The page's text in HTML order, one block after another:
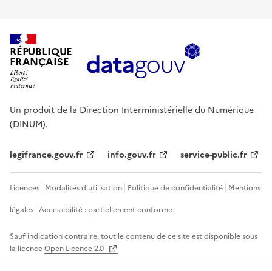
RÉPUBLIQUE
FRANÇAISE
Un produit de la Direction Interministérielle du Numérique
(DINUM).
legifrance.gouv.fr info.gouv.fr service-public.fr
Licences Modalités d'utilisation Politique de confidentialité Mentions
légales Accessibilité : partiellement conforme
Sauf indication contraire, tout le contenu de ce site est disponible sous
la licenceOpen Licence 2.0